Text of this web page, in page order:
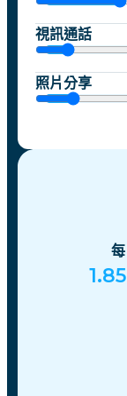
視訊通話
照片分享
每
1.85